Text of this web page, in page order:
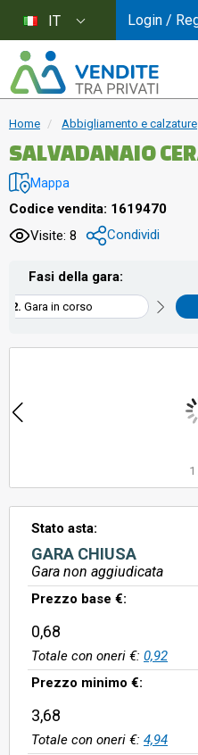
Home Abbigliamento e calzature
SALVADANAIO
Mappa
Codice vendita: 1619470
Visite: 8
Condividi
Fasi della gara:
Gara in corso
1
Stato asta:
GARA CHIUSA
Gara non aggiudicata
Prezzo base €:
0,68
Totale con oneri €: 0,92
Prezzo minimo €:
3,68
Totale con oneri €: 4,94
IT Login /